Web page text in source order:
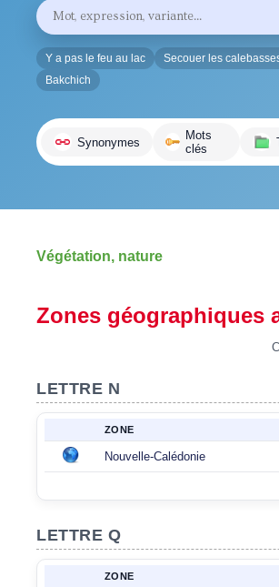
Rechercher
un
mot,
une
expression
ou
une
Y a pas le feu au lac Secouer les
Bakchich
Synonymes
Mots
clés
Végétation, nature
Zones géographiques
LETTRE N
ZONE
Nouvelle-Calédonie
LETTRE Q
ZONE